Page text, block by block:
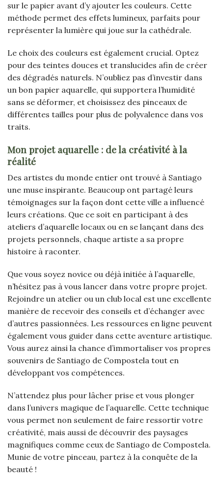
sur le papier avant d’y ajouter les couleurs. Cette
méthode permet des effets lumineux, parfaits pour
représenter la lumière qui joue sur la cathédrale.
Le choix des couleurs est également crucial. Optez
pour des teintes douces et translucides afin de créer
des dégradés naturels. N’oubliez pas d’investir dans
un bon papier aquarelle, qui supportera l’humidité
sans se déformer, et choisissez des pinceaux de
différentes tailles pour plus de polyvalence dans vos
traits.
Mon projet aquarelle : de la créativité à la
réalité
Des artistes du monde entier ont trouvé à Santiago
une muse inspirante. Beaucoup ont partagé leurs
témoignages sur la façon dont cette ville a influencé
leurs créations. Que ce soit en participant à des
ateliers d’aquarelle locaux ou en se lançant dans des
projets personnels, chaque artiste a sa propre
histoire à raconter.
Que vous soyez novice ou déjà initiée à l’aquarelle,
n’hésitez pas à vous lancer dans votre propre projet.
Rejoindre un atelier ou un club local est une excellente
manière de recevoir des conseils et d’échanger avec
d’autres passionnées. Les ressources en ligne peuvent
également vous guider dans cette aventure artistique.
Vous aurez ainsi la chance d’immortaliser vos propres
souvenirs de Santiago de Compostela tout en
développant vos compétences.
N’attendez plus pour lâcher prise et vous plonger
dans l’univers magique de l’aquarelle. Cette technique
vous permet non seulement de faire ressortir votre
créativité, mais aussi de découvrir des paysages
magnifiques comme ceux de Santiago de Compostela.
Munie de votre pinceau, partez à la conquête de la
beauté !